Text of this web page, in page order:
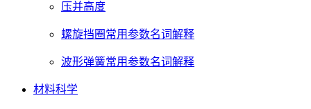
压并高度
螺旋挡圈常用参数名词解释
波形弹簧常用参数名词解释
材料科学